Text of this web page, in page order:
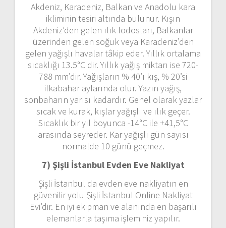
Akdeniz, Karadeniz, Balkan ve Anadolu kara
ikliminin tesiri altında bulunur. Kışın
Akdeniz’den gelen ılık lodosları, Balkanlar
üzerinden gelen soğuk veya Karadeniz’den
gelen yağışlı havalar tâkip eder. Yıllık ortalama
sıcaklığı 13.5°C dir. Yıllık yağış miktarı ise 720-
788 mm’dir. Yağışların % 40’ı kış, % 20’si
ilkabahar aylarında olur. Yazın yağış,
sonbaharın yarısı kadardır. Genel olarak yazlar
sıcak ve kurak, kışlar yağışlı ve ılık geçer.
Sıcaklık bir yıl boyunca -14°C ile +41,5°C
arasında seyreder. Kar yağışlı gün sayısı
normalde 10 günü geçmez.
7) Şişli İstanbul Evden Eve Nakliyat
Şişli İstanbul da evden eve nakliyatın en
güvenilir yolu Şişli İstanbul Online Nakliyat
Evi’dir. En iyi ekipman ve alanında en başarılı
elemanlarla taşıma işleminiz yapılır.